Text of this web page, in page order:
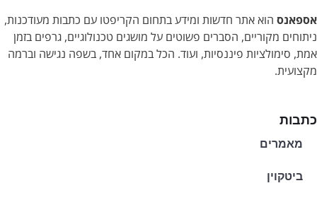
אספאנס הוא אתר חדשות ומידע בתחום הקריפטו עם כתבות מעודכנות,
ניתוחים מקוריים, הסברים פשוטים על מושגים טכנולוגיים, גרפים בזמן
אמת, סימולציות פיננסיות, ועוד. הכל במקום אחד, בשפה נגישה וברמה
מקצועית.
כתבות
מאמרים
ביטקוין